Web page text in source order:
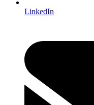
LinkedIn